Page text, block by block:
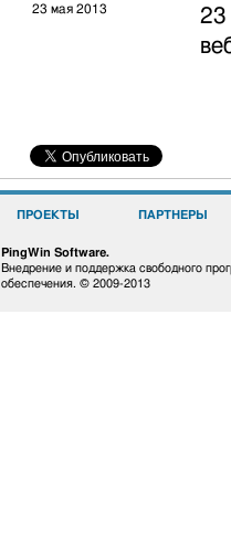
23 мая 2013
23
ПРОЕКТЫ ПАРТНЕРЫ
PingWin Software.
Внедрение и поддержка свободного
обеспечения. © 2009-2013